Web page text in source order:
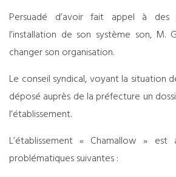
Persuadé d’avoir fait appel à des
l’installation de son système son, M.
changer son organisation.
Le conseil syndical, voyant la situation
déposé auprès de la préfecture un
l’établissement.
L’établissement « Chamallow »
problématiques suivantes :